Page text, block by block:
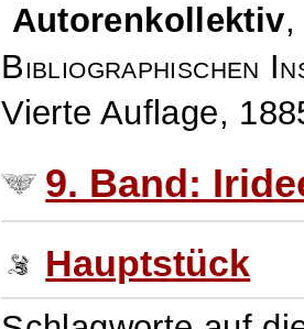
Autorenkollektiv
Bibliographischen
Vierte Auflage,
9. Band:
Hauptstück